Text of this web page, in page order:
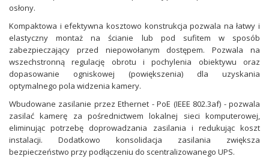
osłony.
Kompaktowa i efektywna kosztowo konstrukcja pozwala na łatwy i
elastyczny montaż na ścianie lub pod sufitem w sposób
zabezpieczający przed niepowołanym dostępem. Pozwala na
wszechstronną regulację obrotu i pochylenia obiektywu oraz
dopasowanie ogniskowej (powiększenia) dla uzyskania
optymalnego pola widzenia kamery.
Wbudowane zasilanie przez Ethernet - PoE (IEEE 802.3af) - pozwala
zasilać kamerę za pośrednictwem lokalnej sieci komputerowej,
eliminując potrzebę doprowadzania zasilania i redukując koszt
instalacji. Dodatkowo konsolidacja zasilania zwiększa
bezpieczeństwo przy podłączeniu do scentralizowanego UPS.